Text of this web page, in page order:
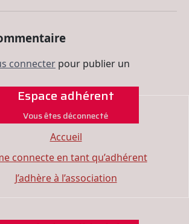
connecter pour publier un
Espace adhérent
Vous êtes déconnecté
Accueil
connecte en tant qu’adhérent
J’adhère à l’association